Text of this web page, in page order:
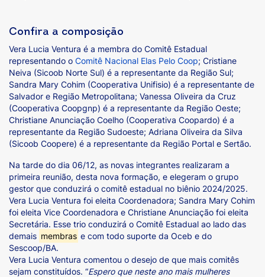
Confira a composição
Vera Lucia Ventura é a membra do Comitê Estadual
representando o Comitê Nacional Elas Pelo Coop; Cristiane
Neiva (Sicoob Norte Sul) é a representante da Região Sul;
Sandra Mary Cohim (Cooperativa Unifisio) é a representante de
Salvador e Região Metropolitana; Vanessa Oliveira da Cruz
(Cooperativa Coopgnp) é a representante da Região Oeste;
Christiane Anunciação Coelho (Cooperativa Coopardo) é a
representante da Região Sudoeste; Adriana Oliveira da Silva
(Sicoob Coopere) é a representante da Região Portal e Sertão.
Na tarde do dia 06/12, as novas integrantes realizaram a
primeira reunião, desta nova formação, e elegeram o grupo
gestor que conduzirá o comitê estadual no biênio 2024/2025.
Vera Lucia Ventura foi eleita Coordenadora; Sandra Mary Cohim
foi eleita Vice Coordenadora e Christiane Anunciação foi eleita
Secretária. Esse trio conduzirá o Comitê Estadual ao lado das
demais membras e com todo suporte da Oceb e do
Sescoop/BA.
Vera Lucia Ventura comentou o desejo de que mais comitês
sejam constituídos. “Espero que neste ano mais mulheres